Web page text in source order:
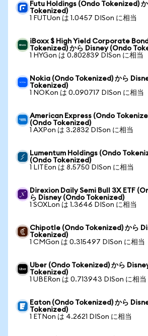
Futu Holdings (Ondo Tokenized)
Tokenized)
1 FUTUon は 1.0457 DISon に相当
iBoxx $ High Yield Corporate
Tokenized) から Disney (Ondo
1 HYGon は 0.802839 DISon に相当
Nokia (Ondo Tokenized) から
Tokenized)
1 NOKon は 0.090717 DISon に相当
American Express (Ondo
(Ondo Tokenized)
1 AXPon は 3.2832 DISon に相当
Lumentum Holdings (Ondo
(Ondo Tokenized)
1 LITEon は 8.5750 DISon に相当
Direxion Daily Semi Bull 3X ETF
ら Disney (Ondo Tokenized)
1 SOXLon は 1.3646 DISon に相当
Chipotle (Ondo Tokenized) から
Tokenized)
1 CMGon は 0.315497 DISon に相当
Uber (Ondo Tokenized) から
Tokenized)
1 UBERon は 0.713943 DISon に相当
Eaton (Ondo Tokenized) から
Tokenized)
1 ETNon は 4.2621 DISon に相当